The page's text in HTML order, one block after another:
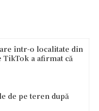
într-o localitate din
TikTok a afirmat că
de pe teren după